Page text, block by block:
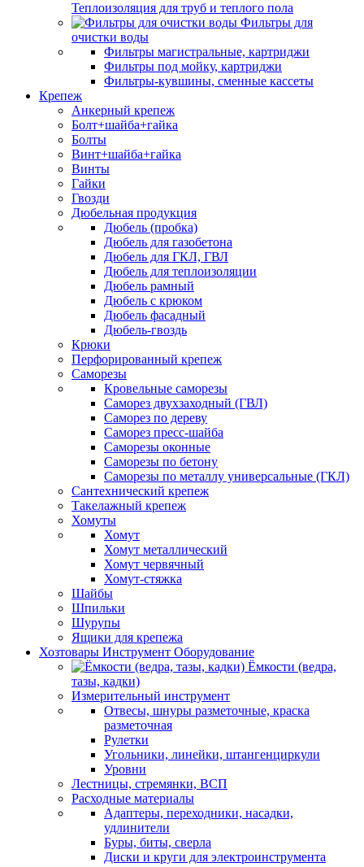
Теплоизоляция для труб и теплого пола
Фильтры для
очистки воды
Фильтры магистральные, картриджи
Фильтры под мойку, картриджи
Фильтры-кувшины, сменные кассеты
Крепеж
Анкерный крепеж
Болт+шайба+гайка
Болты
Винт+шайба+гайка
Винты
Гайки
Гвозди
Дюбельная продукция
Дюбель (пробка)
Дюбель для газобетона
Дюбель для ГКЛ, ГВЛ
Дюбель для теплоизоляции
Дюбель рамный
Дюбель с крюком
Дюбель фасадный
Дюбель-гвоздь
Крюки
Перфорированный крепеж
Саморезы
Кровельные саморезы
Саморез двухзаходный (ГВЛ)
Саморез по дереву
Саморез пресс-шайба
Саморезы оконные
Саморезы по бетону
Саморезы по металлу универсальные (ГКЛ)
Сантехнический крепеж
Такелажный крепеж
Хомуты
Хомут
Хомут металлический
Хомут червячный
Хомут-стяжка
Шайбы
Шпильки
Шурупы
Ящики для крепежа
Хозтовары Инструмент Оборудование
Ёмкости (ведра,
тазы, кадки)
Измерительный инструмент
Отвесы, шнуры разметочные, краска
разметочная
Рулетки
Угольники, линейки, штангенциркули
Уровни
Лестницы, стремянки, ВСП
Расходные материалы
Адаптеры, переходники, насадки,
удлинители
Буры, биты, сверла
Диски и круги для электроинструмента